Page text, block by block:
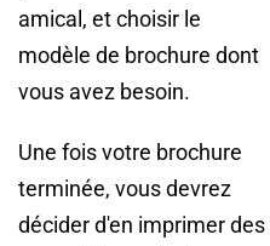
amical, et choisir le
modèle de brochure dont
vous avez besoin.
Une fois votre brochure
terminée, vous devrez
décider d'en imprimer des